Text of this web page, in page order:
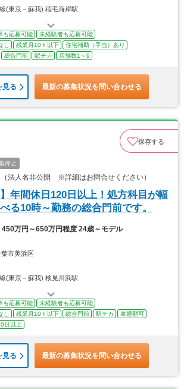
線(東京－蘇我) 稲毛海岸駅
も応募可能
未経験者も応募可能
し
残業月10ｈ以下
住宅補助（手当）あり
総合門前 駅チカ 店舗数1～9
見る 最新の募集状況を問い合わせる
保存する
停止
法人名非公開 ※詳細はお問合せください）
】年間休日120日以上！処方科目が幅
る10時～勤務の総合門前です。
450万円～650万円程度 24歳～モデル
市美浜区
線(東京－蘇我) 検見川浜駅
も応募可能
未経験者も応募可能
し
残業月10ｈ以下 総合門前 駅チカ
車通勤可
日以上
見る 最新の募集状況を問い合わせる